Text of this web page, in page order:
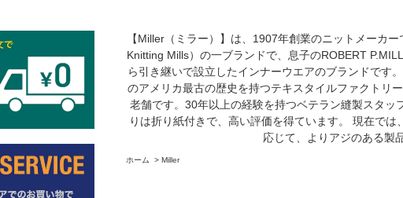
【Miller（ミラー）】は、1907年創業のニットメーカ
Knitting Mills）の一ブランドで、息子のROBERT
ら引き継いで設立したインナーウエアのブランドです
のアメリカ最古の歴史を持つテキスタイルファクトリ
老舗です。30年以上の経験を持つベテラン縫製スタ
りは折り紙付きで、高い評価を得ています。 現在で
応じて、よりアジのある製
ホーム > Miller